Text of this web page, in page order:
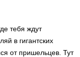
тебя ждут
в гигантских
от пришельцев. Тут